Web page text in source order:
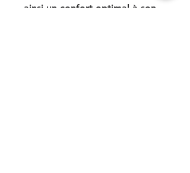
ainsi un confort optimal à son